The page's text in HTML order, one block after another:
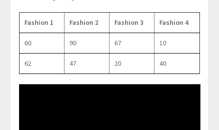
Fashion 1 Fashion 2 Fashion 3 Fashion 4
60 90 67 10
62 47 20 40